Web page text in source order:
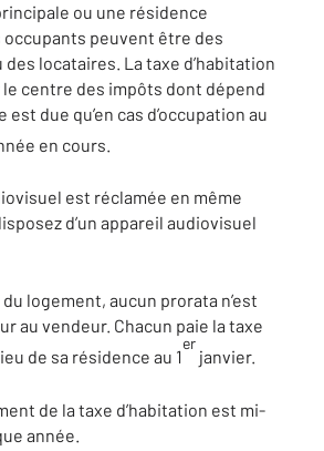
ou une résidence
occupants peuvent être des
locataires. La taxe d’habitation
centre des impôts dont dépend
due qu’en cas d’occupation au
en cours.
est réclamée en même
d’un appareil audiovisuel
logement, aucun prorata n’est
au vendeur. Chacun paie la taxe
de sa résidence au 1
er
janvier.
de la taxe d’habitation est mi-
année.